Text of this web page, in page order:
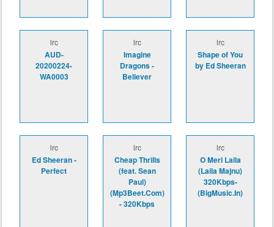
lrc
AUD-
20200224-
WA0003
lrc
Imagine
Dragons -
Believer
lrc
Shape of You
by Ed Sheeran
lrc
Ed Sheeran -
Perfect
lrc
Cheap Thrills
(feat. Sean
Paul)
(Mp3Beet.Com)
- 320Kbps
lrc
O Meri Laila
(Laila Majnu)
320Kbps-
(BigMusic.In)